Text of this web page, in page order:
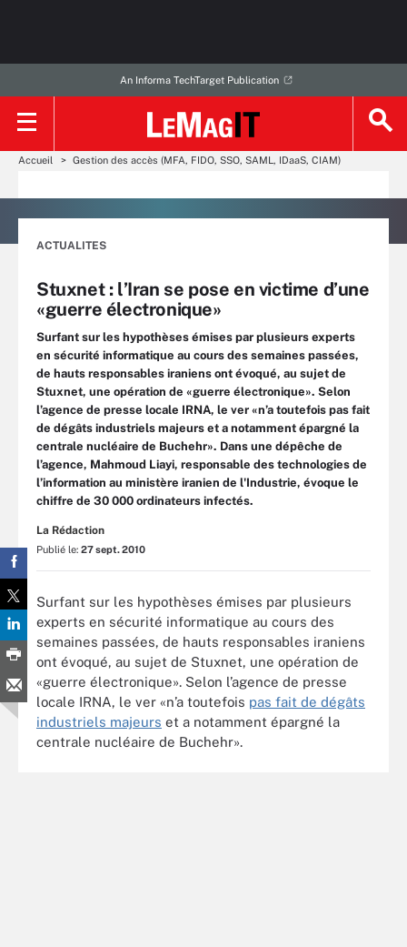
An Informa TechTarget Publication
Accueil Gestion des accès (MFA, FIDO, SSO, SAML, IDaaS, CIAM)
ACTUALITES
Stuxnet : l’Iran se pose en victime d’une
«guerre électronique»
Surfant sur les hypothèses émises par plusieurs experts
en sécurité informatique au cours des semaines passées,
de hauts responsables iraniens ont évoqué, au sujet de
Stuxnet, une opération de «guerre électronique». Selon
l’agence de presse locale IRNA, le ver «n’a toutefois pas fait
de dégâts industriels majeurs et a notamment épargné la
centrale nucléaire de Buchehr». Dans une dépêche de
l’agence, Mahmoud Liayi, responsable des technologies de
l’information au ministère iranien de l'Industrie, évoque le
chiffre de 30 000 ordinateurs infectés.
La Rédaction
Publié le: 27 sept. 2010
Surfant sur les hypothèses émises par plusieurs
experts en sécurité informatique au cours des
semaines passées, de hauts responsables iraniens
ont évoqué, au sujet de Stuxnet, une opération de
«guerre électronique». Selon l’agence de presse
locale IRNA, le ver «n’a toutefois pas fait de dégâts
industriels majeurs et a notamment épargné la
centrale nucléaire de Buchehr».